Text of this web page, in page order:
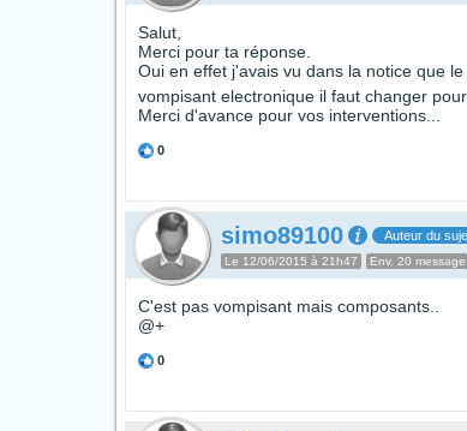
Salut,
Merci pour ta réponse.
Oui en effet j'avais vu dans la notice que
vompisant electronique il faut changer
Merci d'avance pour vos interventions...
0
simo89100 Auteur du
Le 12/06/2015 à 21h47 Env. 20 message
C'est pas vompisant mais composants..
@+
0